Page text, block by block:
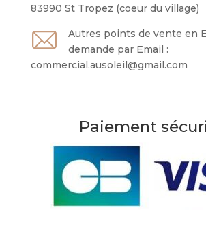
83990 St Tropez (coeur du village)
Autres points de vente en
demande par Email :
commercial.ausoleil@gmail.com
Paiement